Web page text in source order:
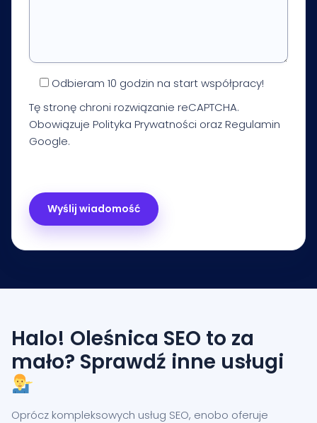
Odbieram 10 godzin na start współpracy!
Tę stronę chroni rozwiązanie reCAPTCHA.
Obowiązuje Polityka Prywatności orazRegulamin
Google.
Halo! Oleśnica SEO to za
mało? Sprawdź inne usługi
Oprócz kompleksowych usług SEO, enobo oferuje